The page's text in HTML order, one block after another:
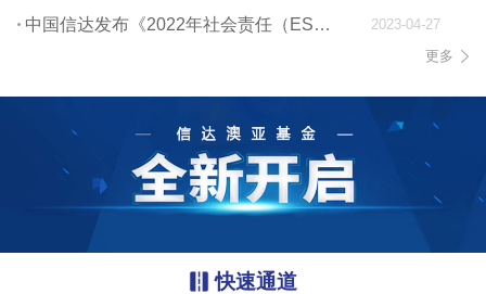
中国信达发布《2022年社会责任（ESG）报告》
2023-04-27
更多
快速通道